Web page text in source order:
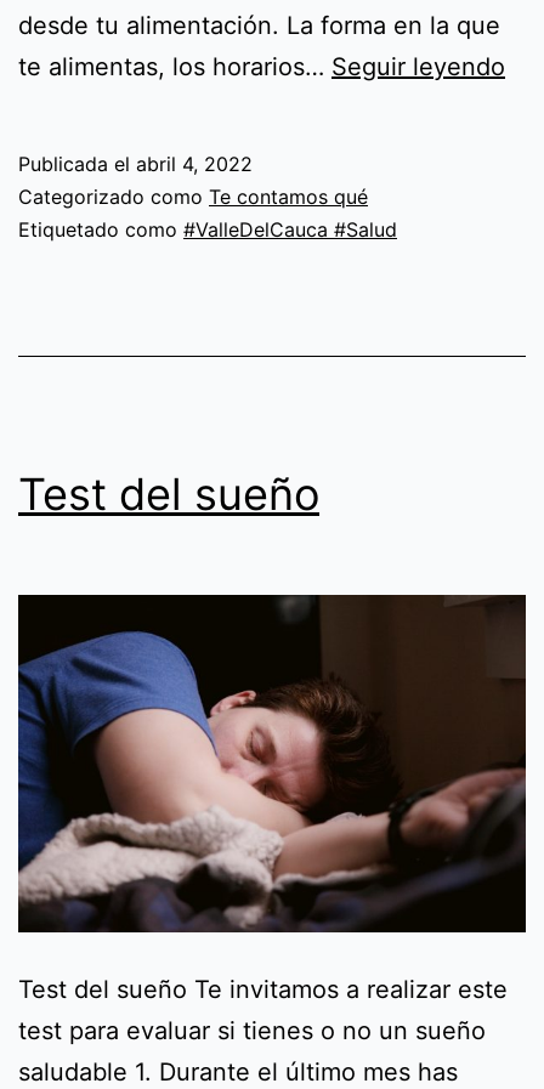
desde tu alimentación. La forma en la que
te alimentas, los horarios… Seguir leyendo
Publicada el abril 4, 2022
Categorizado como Te contamos qué
Etiquetado como #ValleDelCauca #Salud
Test del sueño
Test del sueño Te invitamos a realizar este
test para evaluar si tienes o no un sueño
saludable 1. Durante el último mes has